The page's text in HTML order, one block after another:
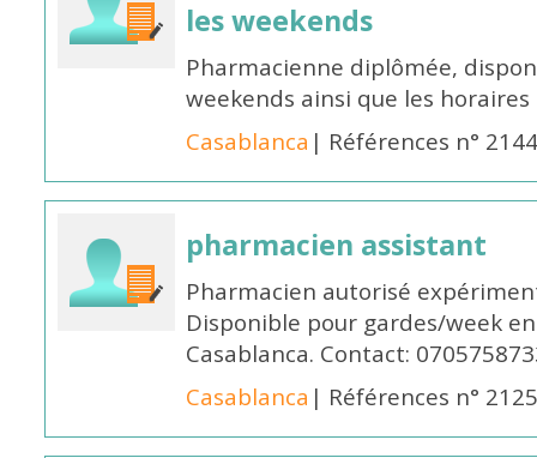
les weekends
Pharmacienne diplômée,
weekends ainsi que les
Casablanca | Références n°
pharmacien assistant
Pharmacien autorisé
Disponible pour gardes/week
Casablanca. Contact:
Casablanca | Références n°